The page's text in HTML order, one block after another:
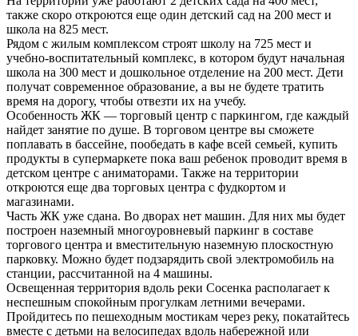
также скоро откроются еще один детский сад на 200 мест и
школа на 825 мест.
Рядом с жилым комплексом строят школу на 725 мест и
учебно-воспитательный комплекс, в котором будут начальная
школа на 300 мест и дошкольное отделение на 200 мест. Дети
получат современное образование, а вы не будете тратить
время на дорогу, чтобы отвезти их на учебу.
Особенность ЖК — торговый центр с паркингом, где каждый
найдет занятие по душе. В торговом центре вы сможете
поплавать в бассейне, пообедать в кафе всей семьей, купить
продукты в супермаркете пока ваш ребенок проводит время в
детском центре с аниматорами. Также на территории
откроются еще два торговых центра с фудкортом и
магазинами.
Часть ЖК уже сдана. Во дворах нет машин. Для них мы будет
построен наземный многоуровневый паркинг в составе
торгового центра и вместительную наземную плоскостную
парковку. Можно будет подзарядить свой электромобиль на
станции, рассчитанной на 4 машины.
Освещенная территория вдоль реки Сосенка располагает к
неспешным спокойным прогулкам летними вечерами.
Пройдитесь по пешеходным мостикам через реку, покатайтесь
вместе с детьми на велосипедах вдоль набережной или